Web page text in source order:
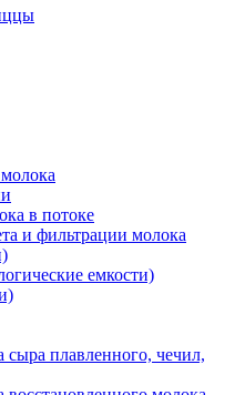
в потоке
и фильтрации молока
емкости)
сыра плавленного, чечил,